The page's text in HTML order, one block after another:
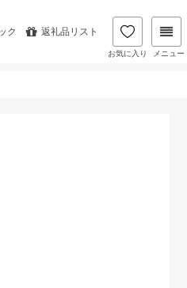
ク 返礼品リスト
お気に入り メニュー